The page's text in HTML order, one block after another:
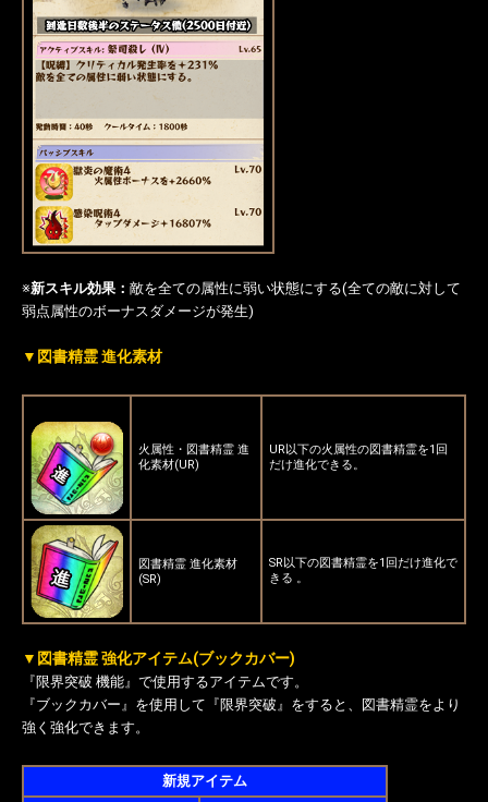
※新スキル効果： 敵を全ての属性に弱い状態にする(全ての敵に対して
弱点属性のボーナスダメージが発生)
▼図書精霊 進化素材
火属性・図書精霊 進
化素材(UR)
UR以下の火属性の図書精霊を1回
だけ進化できる。
図書精霊 進化素材
(SR)
SR以下の図書精霊を1回だけ進化で
きる 。
▼図書精霊 強化アイテム(ブックカバー)
『限界突破 機能』で使用するアイテムです。
『ブックカバー』を使用して『限界突破』をすると、図書精霊をより
強く強化できます。
新規アイテム